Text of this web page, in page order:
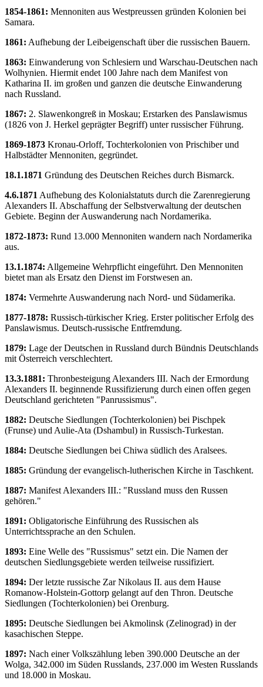
1854-1861: Mennoniten aus Westpreussen gründen Kolonien bei
Samara.
1861: Aufhebung der Leibeigenschaft über die russischen Bauern.
1863: Einwanderung von Schlesiern und Warschau-Deutschen nach
Wolhynien. Hiermit endet 100 Jahre nach dem Manifest von
Katharina II. im großen und ganzen die deutsche Einwanderung
nach Russland.
1867: 2. Slawenkongreß in Moskau; Erstarken des Panslawismus
(1826 von J. Herkel geprägter Begriff) unter russischer Führung.
1869-1873 Kronau-Orloff, Tochterkolonien von Prischiber und
Halbstädter Mennoniten, gegründet.
18.1.1871 Gründung des Deutschen Reiches durch Bismarck.
4.6.1871 Aufhebung des Kolonialstatuts durch die Zarenregierung
Alexanders II. Abschaffung der Selbstverwaltung der deutschen
Gebiete. Beginn der Auswanderung nach Nordamerika.
1872-1873: Rund 13.000 Mennoniten wandern nach Nordamerika
aus.
13.1.1874: Allgemeine Wehrpflicht eingeführt. Den Mennoniten
bietet man als Ersatz den Dienst im Forstwesen an.
1874: Vermehrte Auswanderung nach Nord- und Südamerika.
1877-1878: Russisch-türkischer Krieg. Erster politischer Erfolg des
Panslawismus. Deutsch-russische Entfremdung.
1879: Lage der Deutschen in Russland durch Bündnis Deutschlands
mit Österreich verschlechtert.
13.3.1881: Thronbesteigung Alexanders III. Nach der Ermordung
Alexanders II. beginnende Russifizierung durch einen offen gegen
Deutschland gerichteten "Panrussismus".
1882: Deutsche Siedlungen (Tochterkolonien) bei Pischpek
(Frunse) und Aulie-Ata (Dshambul) in Russisch-Turkestan.
1884: Deutsche Siedlungen bei Chiwa südlich des Aralsees.
1885: Gründung der evangelisch-lutherischen Kirche in Taschkent.
1887: Manifest Alexanders III.: "Russland muss den Russen
gehören."
1891: Obligatorische Einführung des Russischen als
Unterrichtssprache an den Schulen.
1893: Eine Welle des "Russismus" setzt ein. Die Namen der
deutschen Siedlungsgebiete werden teilweise russifiziert.
1894: Der letzte russische Zar Nikolaus II. aus dem Hause
Romanow-Holstein-Gottorp gelangt auf den Thron. Deutsche
Siedlungen (Tochterkolonien) bei Orenburg.
1895: Deutsche Siedlungen bei Akmolinsk (Zelinograd) in der
kasachischen Steppe.
1897: Nach einer Volkszählung leben 390.000 Deutsche an der
Wolga, 342.000 im Süden Russlands, 237.000 im Westen Russlands
und 18.000 in Moskau.